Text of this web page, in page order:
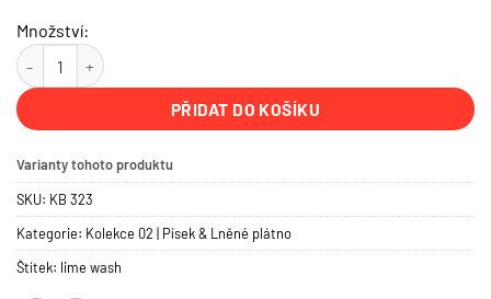
Množství:
KB 323 — Mineralgelb | PROFI BABY COLOR množství
PŘIDAT DO KOŠÍKU
Varianty tohoto produktu
SKU: KB 323
Kategorie: Kolekce 02 | Písek & Lněné plátno
Štítek: lime wash